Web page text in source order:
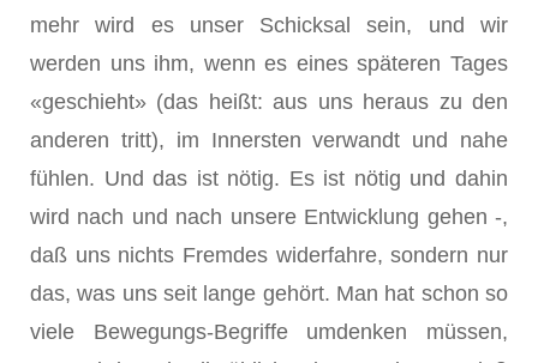
mehr wird es unser Schicksal sein, und wir
werden uns ihm, wenn es eines späteren Tages
«geschieht» (das heißt: aus uns heraus zu den
anderen tritt), im Innersten verwandt und nahe
fühlen. Und das ist nötig. Es ist nötig und dahin
wird nach und nach unsere Entwicklung gehen -,
daß uns nichts Fremdes widerfahre, sondern nur
das, was uns seit lange gehört. Man hat schon so
viele Bewegungs-Begriffe umdenken müssen,